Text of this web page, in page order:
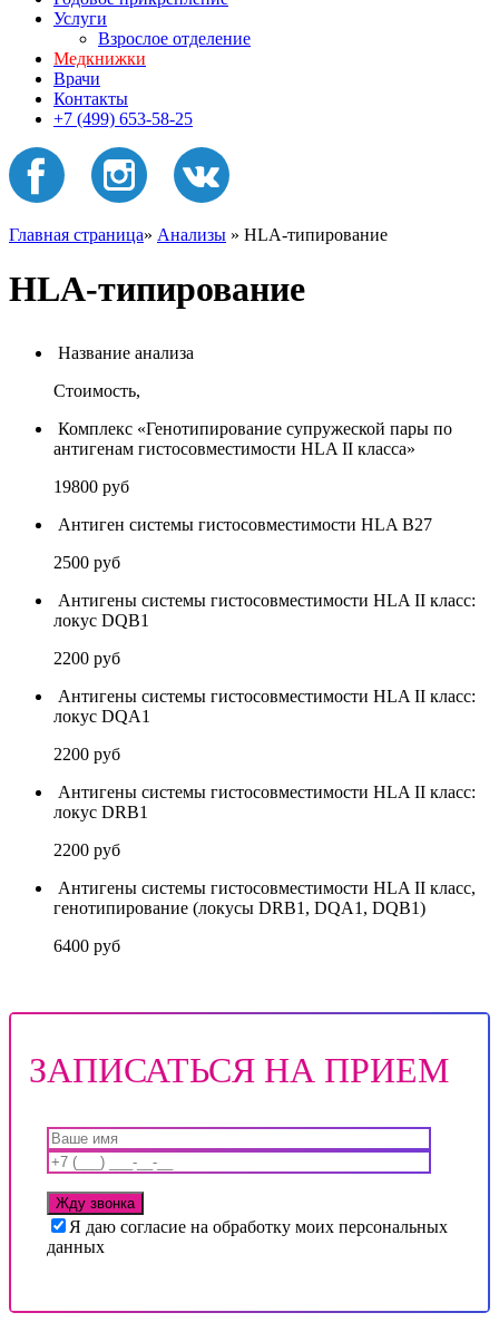
Услуги
Взрослое отделение
Медкнижки
Врачи
Контакты
+7 (499) 653-58-25
Главная страница» Анализы » HLA-типирование
HLA-типирование
Название анализа
Стоимость,
Комплекс «Генотипирование супружеской пары по
антигенам гистосовместимости HLA II класса»
19800 руб
Антиген системы гистосовместимости HLA В27
2500 руб
Антигены системы гистосовместимости HLA II класс:
локус DQB1
2200 руб
Антигены системы гистосовместимости HLA II класс:
локус DQA1
2200 руб
Антигены системы гистосовместимости HLA II класс:
локус DRB1
2200 руб
Антигены системы гистосовместимости HLA II класс,
генотипирование (локусы DRB1, DQA1, DQB1)
6400 руб
ЗАПИСАТЬСЯ НА ПРИЕМ
Я даю согласие на обработку моих персональных
данных